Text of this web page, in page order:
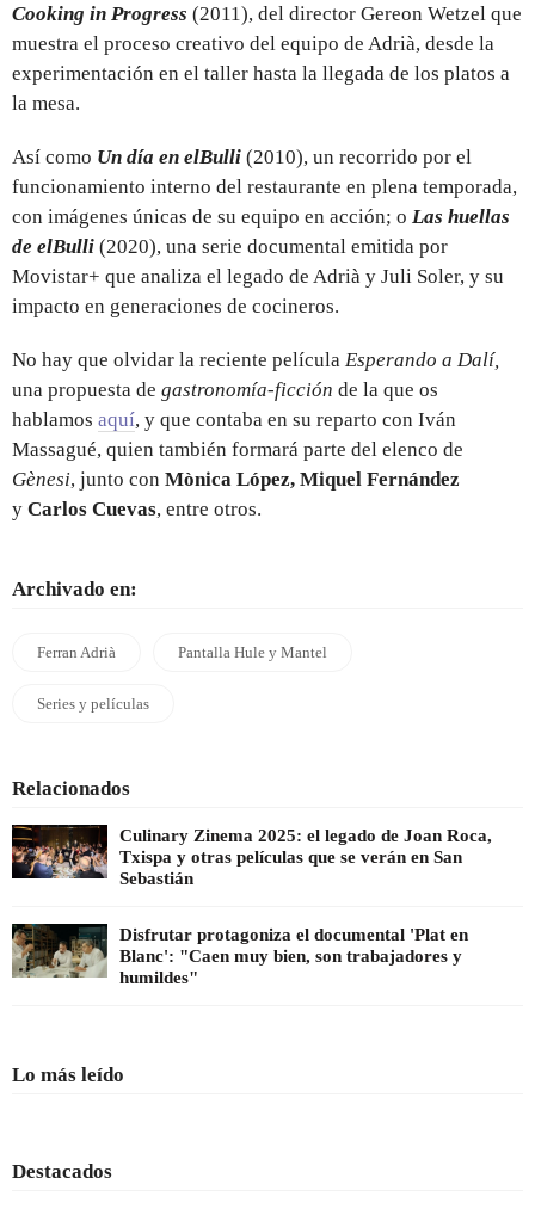
Cooking in Progress (2011), del director Gereon Wetzel que
muestra el proceso creativo del equipo de Adrià, desde la
experimentación en el taller hasta la llegada de los platos a
la mesa.
Así como Un día en elBulli (2010), un recorrido por el
funcionamiento interno del restaurante en plena temporada,
con imágenes únicas de su equipo en acción; o Las huellas
de elBulli (2020), una serie documental emitida por
Movistar+ que analiza el legado de Adrià y Juli Soler, y su
impacto en generaciones de cocineros.
No hay que olvidar la reciente película Esperando a Dalí,
una propuesta de gastronomía-ficción de la que os
hablamos aquí, y que contaba en su reparto con Iván
Massagué, quien también formará parte del elenco de
Gènesi, junto con Mònica López, Miquel Fernández
y Carlos Cuevas, entre otros.
Archivado en:
Ferran Adrià Pantalla Hule y Mantel
Series y películas
Relacionados
Culinary Zinema 2025: el legado de Joan Roca,
Txispa y otras películas que se verán en San
Sebastián
Disfrutar protagoniza el documental 'Plat en
Blanc': "Caen muy bien, son trabajadores y
humildes"
Lo más leído
Destacados